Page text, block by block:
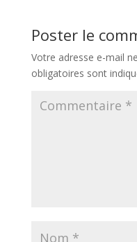
Poster le
Votre adresse e-mail
obligatoires sont